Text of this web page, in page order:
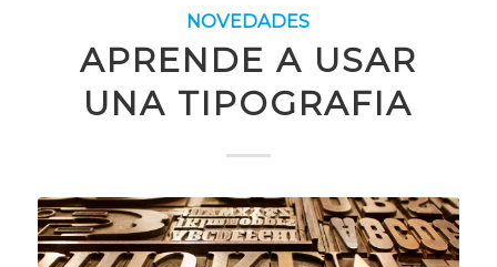
NOVEDADES
APRENDE A USAR
UNA TIPOGRAFIA